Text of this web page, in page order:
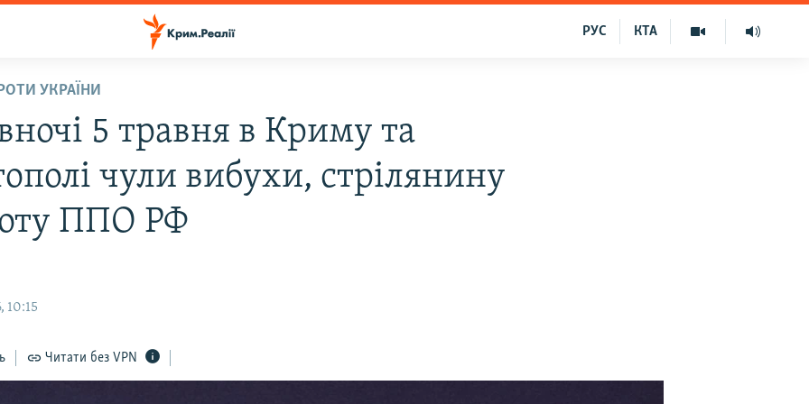
КТА
РУС
УКРАЇНИ
5 травня в Криму та
чули вибухи, стрілянину
ППО РФ
10:15
Читати без VPN